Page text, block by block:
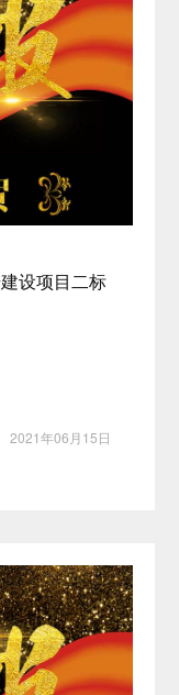
设项目二标
2021年06月15日